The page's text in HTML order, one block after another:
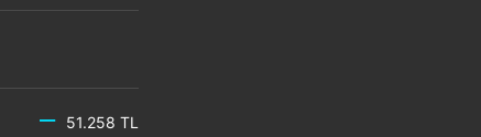
51.258 TL